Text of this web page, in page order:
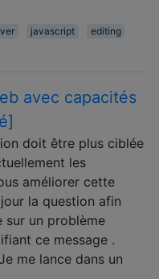
javascript
editing
avec capacités
doit être plus ciblée
les
améliorer cette
la question afin
sur un problème
ce message .
me lance dans un